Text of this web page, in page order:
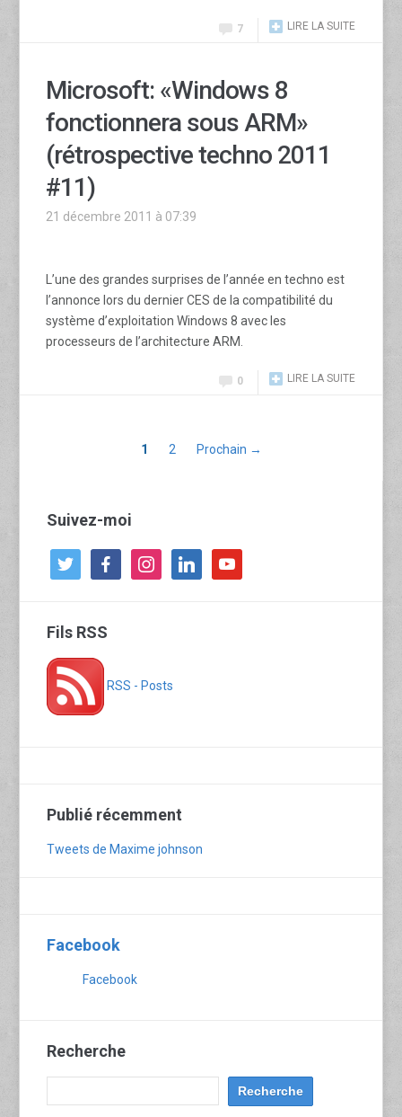
LIRE LA SUITE
7
Microsoft: «Windows 8
fonctionnera sous ARM»
(rétrospective techno 2011
#11)
21 décembre 2011 à 07:39
L’une des grandes surprises de l’année en techno est
l’annonce lors du dernier CES de la compatibilité du
système d’exploitation Windows 8 avec les
processeurs de l’architecture ARM.
LIRE LA SUITE
0
1 2 Prochain →
Suivez-moi
twitter facebookinstagramlinkedin youtube
Fils RSS
RSS - Posts
Publié récemment
Tweets de Maxime johnson
Facebook
Facebook
Recherche